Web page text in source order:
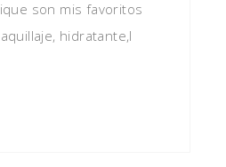
son mis favoritos
hidratante,I